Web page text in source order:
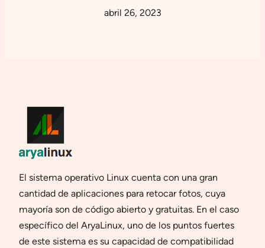
abril 26, 2023
El sistema operativo Linux cuenta con una gran
cantidad de aplicaciones para retocar fotos, cuya
mayoría son de código abierto y gratuitas. En el caso
específico del AryaLinux, uno de los puntos fuertes
de este sistema es su capacidad de compatibilidad